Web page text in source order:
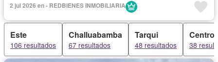
2 jul 2026 en - REDBIENES INMOBILIARIA
Este
106 resultados
Challuabamba
67 resultados
Tarqui
48 resultados
Centro
38